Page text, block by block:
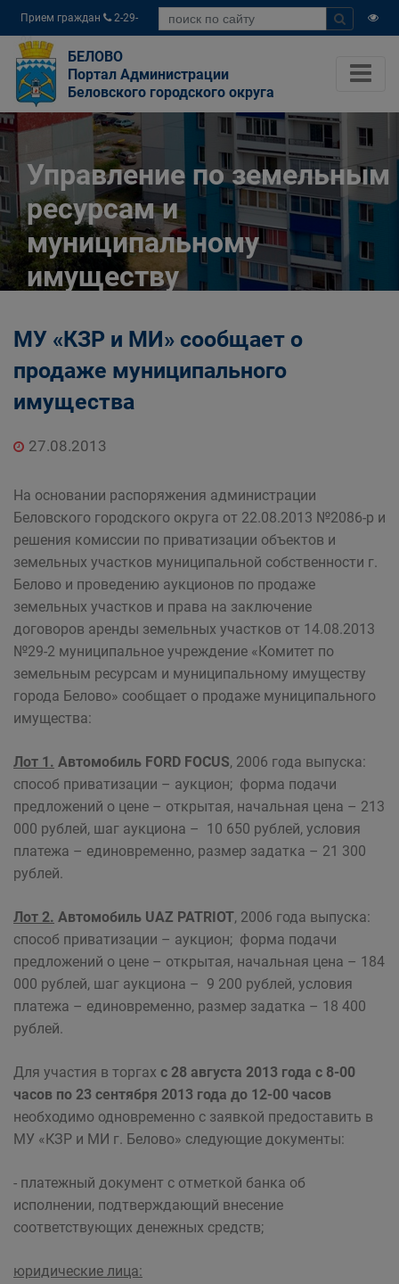
Прием граждан
2-29-
04
БЕЛОВО
Портал Администрации
Беловского городского округа
Управление по земельным
ресурсам и
муниципальному
имуществу
Беловского городского
округа
Структурные подразделения Администрации
Управление по земельным ресурсам и
муниципальному имуществу Администрации
Беловского городского округа
МУ «КЗР и МИ» сообщает о
продаже муниципального
имущества
27.08.2013
На основании распоряжения администрации
Беловского городского округа от 22.08.2013 №2086-р и
решения комиссии по приватизации объектов и
земельных участков муниципальной собственности г.
Белово и проведению аукционов по продаже
земельных участков и права на заключение
договоров аренды земельных участков от 14.08.2013
№29-2 муниципальное учреждение «Комитет по
земельным ресурсам и муниципальному имуществу
города Белово» сообщает о продаже муниципального
имущества:
Лот 1. Автомобиль FORD FOCUS, 2006 года выпуска:
способ приватизации – аукцион; форма подачи
предложений о цене – открытая, начальная цена – 213
000 рублей, шаг аукциона – 10 650 рублей, условия
платежа – единовременно, размер задатка – 21 300
рублей.
Лот 2. Автомобиль UAZ PATRIOT, 2006 года выпуска:
способ приватизации – аукцион; форма подачи
предложений о цене – открытая, начальная цена – 184
000 рублей, шаг аукциона – 9 200 рублей, условия
платежа – единовременно, размер задатка – 18 400
рублей.
Для участия в торгах с 28 августа 2013 года с 8-00
часов по 23 сентября 2013 года до 12-00 часов
необходимо одновременно с заявкой предоставить в
МУ «КЗР и МИ г. Белово» следующие документы:
- платежный документ с отметкой банка об
исполнении, подтверждающий внесение
соответствующих денежных средств;
юридические лица: